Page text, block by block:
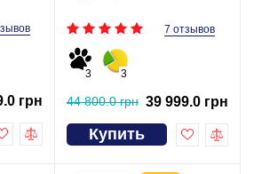
грн
7 отзывов
3 3
44 800.0 грн 39 999.0 грн
Купить